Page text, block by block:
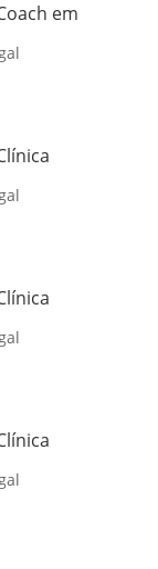
em